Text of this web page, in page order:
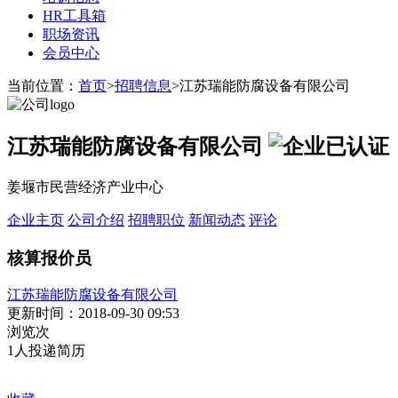
HR工具箱
职场资讯
会员中心
当前位置： 首页>招聘信息>江苏瑞能防腐设备有限公司
江苏瑞能防腐设备有限公司
姜堰市民营经济产业中心
企业主页 公司介绍 招聘职位 新闻动态 评论
核算报价员
江苏瑞能防腐设备有限公司
更新时间：2018-09-30 09:53
浏览次
1 人投递简历